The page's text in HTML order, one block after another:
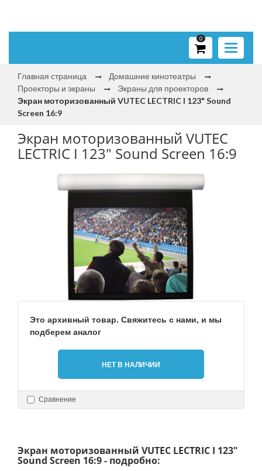
Toggle
0
Главная страница
Домашние кинотеатры
Проекторы и экраны
Экраны для проекторов
Экран моторизованный VUTEC LECTRIC I 123" Sound
Screen 16:9
Экран моторизованный VUTEC
LECTRIC I 123" Sound Screen 16:9
Это архивный товар. Свяжитесь с нами, и мы
подберем аналог
НЕТ В НАЛИЧИИ
Сравнение
Экран моторизованный VUTEC LECTRIC I 123"
Sound Screen 16:9 - подробно: